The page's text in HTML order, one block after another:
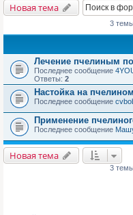
Новая тема
3
Лечение пчелиным
Последнее сообщение
Ответы: 2
Настойка на
Последнее сообщение
Применение
Последнее сообщение
Новая тема
3